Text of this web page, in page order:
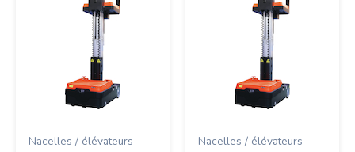
Nacelles / élévateurs Nacelles / élévateurs